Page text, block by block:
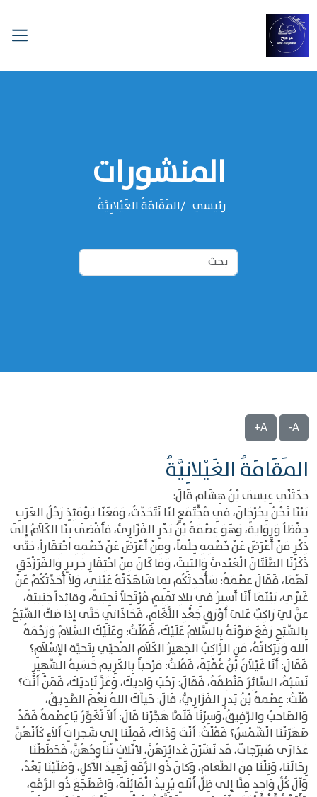
المنشورات
رئيسي المَقَامَةُ الغَيْلانِيَّةُ
A-
A+
المَقَامَةُ الغَيْلانِيَّةُ
حَدَثَنْي عِيسَى بْنُ هِشَامٍ قَالَ:
بَيْنَا نَحْنُ بِجُرْجَانَ، فِي مُجْتَمَعٍ لنَا نَتَحَدَّثُ، وَمَعَنَا يَوْمَئِذٍ رَجُلُ العَرَبِ
حِفْظاُ وَرِوَايةً، وَهَوَ عِصْمَةُ بْنُ بَدْرٍ الفَزَارِيُّ، فأَفْضَى بِنَا الكَلاَمُ إِلَى
ذِكْرِ مَنْ أَعْرَضَ عَنْ خَصْمِهِ حِلْماً، وِمِنْ أَعْرَضَ عَنْ خَصْمِهِ احْتِقَاراً، حَتَّى
ذَكَرْنَا الصَّلَتَانَ الْعَبْدِيَّ وَالبَيِثَ، وَمَا كَانَ مِنْ احْتِقَارِ جَريرٍ وَالفَرَزْدَقِ
لَهُمَا، فَقَالَ عِصْمَةُ: سَأُحَدِثَكُم بِمَا شَاهَدَتْهُ عَيْني، وَلاَ أُحَدِّثُكُمْ عَنْ
غَيْري، بَيْنَمَا أَنَا أَسِيرُ فِي بِلادِ تَمِيمٍ مُرْتَحِلاً نَجِيَبةً، وَقائِداً جَنِيبَةً،
عنَّ ليَ رَاكِبٌ عَلىَ أَوْرَقٍ جَعْدِ اللُّغَامِ، فَحَاذَانِي حَتَّى إِذا صَكَّ الشَّبَحُ
بِالشَّبَحِ رَفَعَ صَوْتَهُ بِالسَّلامُ عَلَيْكَ، فَقُلْتُ: وعَلَيْكَ السَّلامُ وَرَحْمَةُ
اللهِ وَبَرَكاتُهُ، مَنِ الرَّاكِبُ الجَهيرُ الكَلاَمِ المُحَيِّي بِتَحيَّة الإِسْلاَمِ؟
فَقَالَ: أَنَا غَيْلاَنُ بْنُ عُقْبَةَ، فَقُلتُ: مَرْحَباً بِالكَرِيم حَسَبهُ الشَّهِيرِ
نَسَبُهُ، السَّائِرُ مَنْطِقُهُ، فَقَالَ: رَحُبَ وَادِيكَ، وَعَزَّ نَاِديَكَ، فَمَنْ أَنْتَ؟
قُلْتُ: عِصْمةُ بْنُ بَدرٍ الفَزَارِيُّ، قَالَ: حَياَّكَ اللهُ نِعْمَ الصَّدِيقُ،
وَالصَاحبُ والرَّفِيقُ،وَسِرْنَا فَلَمَّا هَجَّرْنا قَالَ: أَلاَ نُغَوِّرُ يَاعِصْمةُ فَقَدْ
صَهَرَتْنَا الْشَّمْسُ؟ فَقُلْتُ: أَنْتَ وَذَاكَ، فَمِلْنَا إِلِى شَجراتٍ أَلاَءٍ كَأَنْهُنَّ
عَذارَى مُتَبَرِّجاتٌ، قَد نَشَرْنَ غَدائِرَهُنَّ، ِلأثَلاثٍ تُنَاوِحُهُنَّ، فَحَطَطْنَا
رِحَالَنَا، وَنِلْنَا مِنَ الطَّعَامِ، وَكانَ ذُو الرُّمَةِ زَهِيدَ الأَكلِ، وَصَلَّيْنَا بَعْدُ،
وَآلَ كُلُّ وَاحِدٍ مِنَّا إِلى ظِلِّ أَثَلةٍ يُرِيدُ الْقَائِلَةَ، وَاضَطَجَعَ ذُو الرُّمَّةِ،